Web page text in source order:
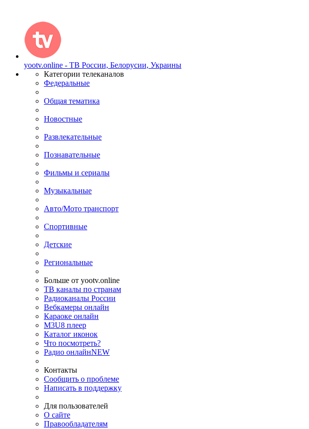
yootv.online - ТВ России, Белорусии, Украины
Категории телеканалов
Федеральные
Общая тематика
Новостные
Развлекательные
Познавательные
Фильмы и сериалы
Музыкальные
Авто/Мото транспорт
Спортивные
Детские
Региональные
Больше от yootv.online
ТВ каналы по странам
Радиоканалы России
Вебкамеры онлайн
Караоке онлайн
M3U8 плеер
Каталог иконок
Что посмотреть?
Радио онлайнNEW
Контакты
Сообщить о проблеме
Написать в поддержку
Для пользователей
О сайте
Правообладателям